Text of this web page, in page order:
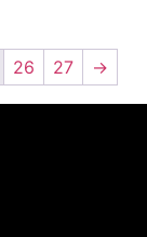
26 27 →